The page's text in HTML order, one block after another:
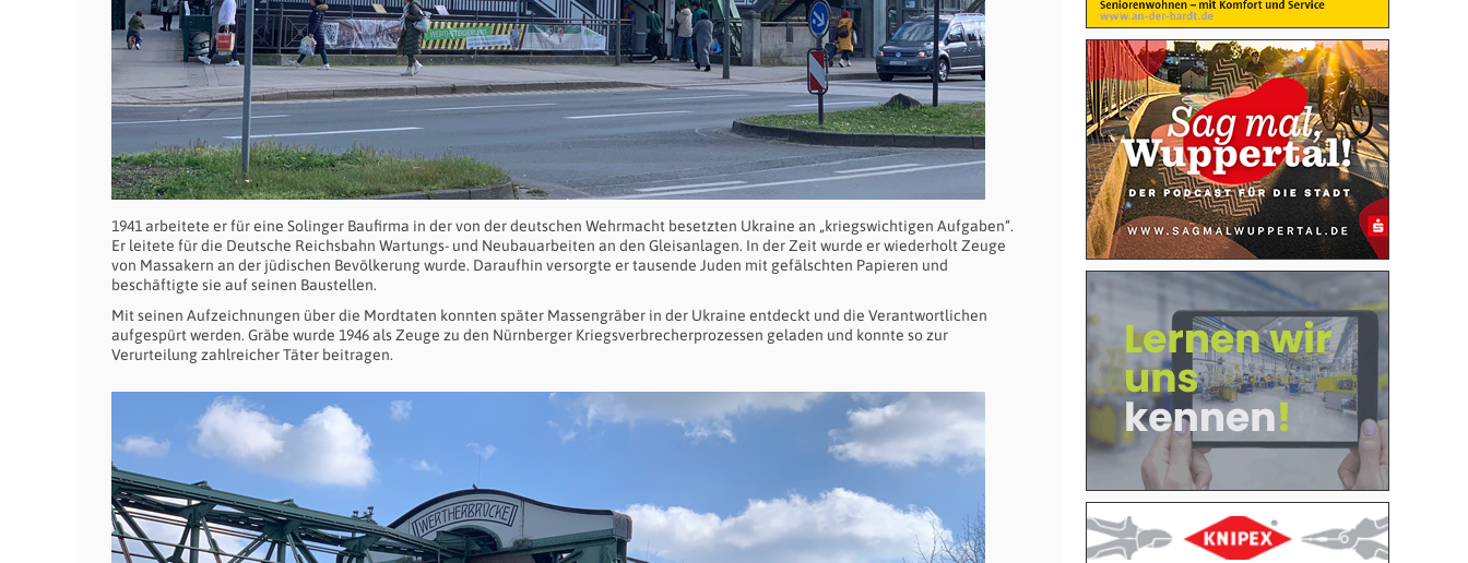
1941 arbeitete er für eine Solinger Baufirma in der von der deutschen Wehrmacht besetzten Ukraine an „kriegswichtigen Aufgaben“.
Er leitete für die Deutsche Reichsbahn Wartungs- und Neubauarbeiten an den Gleisanlagen. In der Zeit wurde er wiederholt Zeuge
von Massakern an der jüdischen Bevölkerung wurde. Daraufhin versorgte er tausende Juden mit gefälschten Papieren und
beschäftigte sie auf seinen Baustellen.
Mit seinen Aufzeichnungen über die Mordtaten konnten später Massengräber in der Ukraine entdeckt und die Verantwortlichen
aufgespürt werden. Gräbe wurde 1946 als Zeuge zu den Nürnberger Kriegsverbrecherprozessen geladen und konnte so zur
Verurteilung zahlreicher Täter beitragen.